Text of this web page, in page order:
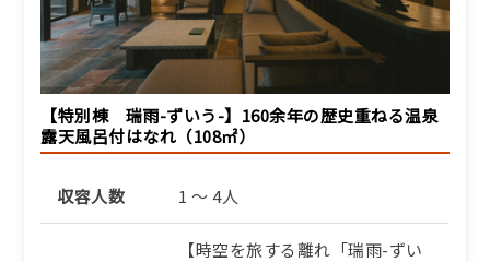
【特別棟 瑞雨-ずいう-】160余年の歴史重ねる温泉
露天風呂付はなれ（108㎡）
収容人数 1 ～ 4人
【時空を旅する離れ「瑞雨-ずい